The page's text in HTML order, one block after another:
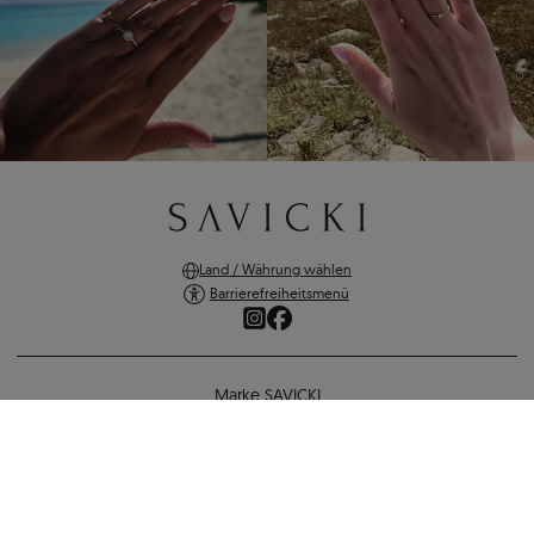
Land / Währung wählen
Barrierefreiheitsmenü
Marke SAVICKI